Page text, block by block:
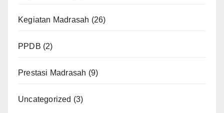
Kegiatan Madrasah (26)
PPDB (2)
Prestasi Madrasah (9)
Uncategorized (3)